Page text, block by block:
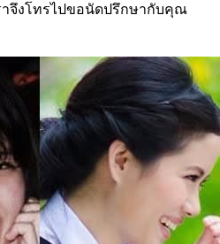
จึงโทรไปขอนัดปรึกษากับคุณ